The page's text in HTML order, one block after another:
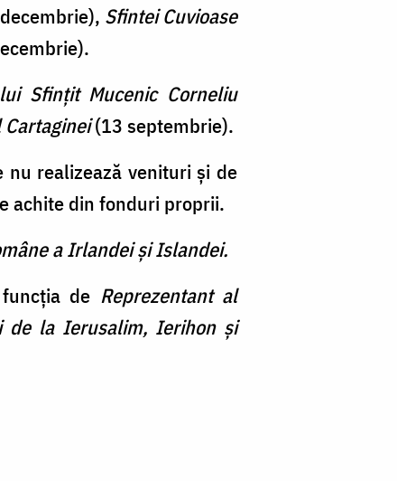
Sfintei Cuvioase
Sfințit Mucenic Corneliu
(13 septembrie).
realizează venituri și de
achite din fonduri proprii.
a Irlandei și Islandei.
de Reprezentant al
de la Ierusalim, Ierihon și